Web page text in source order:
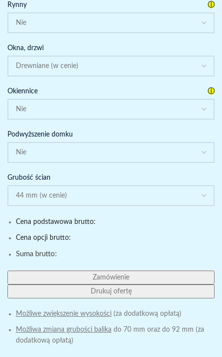
Rynny ⓘ
Okna, drzwi
Okiennice ⓘ
Podwyższenie domku
Grubość ścian
Cena podstawowa brutto:
Cena opcji brutto:
Suma brutto:
Zamówienie
Drukuj ofertę
Możliwe zwiększenie wysokości (za dodatkową opłatą)
Możliwa zmiana grubości balika do 70 mm oraz do 92 mm (za
dodatkową opłatą)